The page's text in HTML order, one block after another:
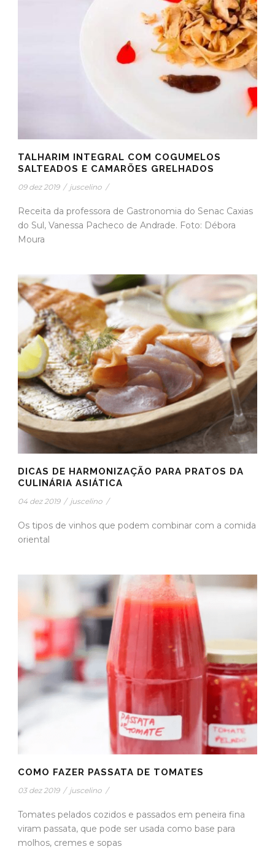
TALHARIM INTEGRAL COM COGUMELOS
SALTEADOS E CAMARÕES GRELHADOS
09 dez 2019 / juscelino /
Receita da professora de Gastronomia do Senac Caxias
do Sul, Vanessa Pacheco de Andrade. Foto: Débora
Moura
DICAS DE HARMONIZAÇÃO PARA PRATOS DA
CULINÁRIA ASIÁTICA
04 dez 2019 / juscelino /
Os tipos de vinhos que podem combinar com a comida
oriental
COMO FAZER PASSATA DE TOMATES
03 dez 2019 / juscelino /
Tomates pelados cozidos e passados em peneira fina
viram passata, que pode ser usada como base para
molhos, cremes e sopas